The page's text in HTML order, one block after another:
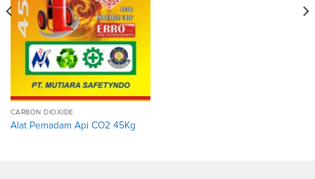
CARBON DIOXIDE
Alat Pemadam Api CO2 45Kg